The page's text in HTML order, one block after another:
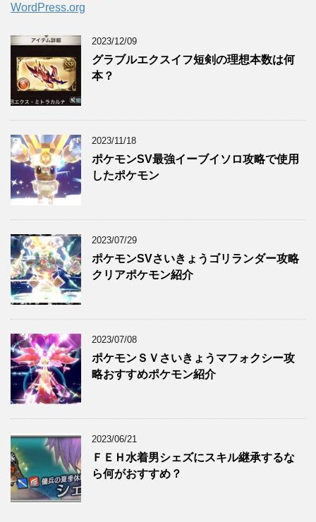
WordPress.org
2023/12/09
グラブルエクスイフ短剣の理想本数は何
本？
2023/11/18
ポケモンSV最強イーブイソロ攻略で使用
したポケモン
2023/07/29
ポケモンSVさいきょうゴリランダー攻略
クリアポケモン紹介
2023/07/08
ポケモンＳＶさいきょうマフォクシー攻
略おすすめポケモン紹介
2023/06/21
ＦＥＨ水着男シェズにスキル継承するな
ら何がおすすめ？